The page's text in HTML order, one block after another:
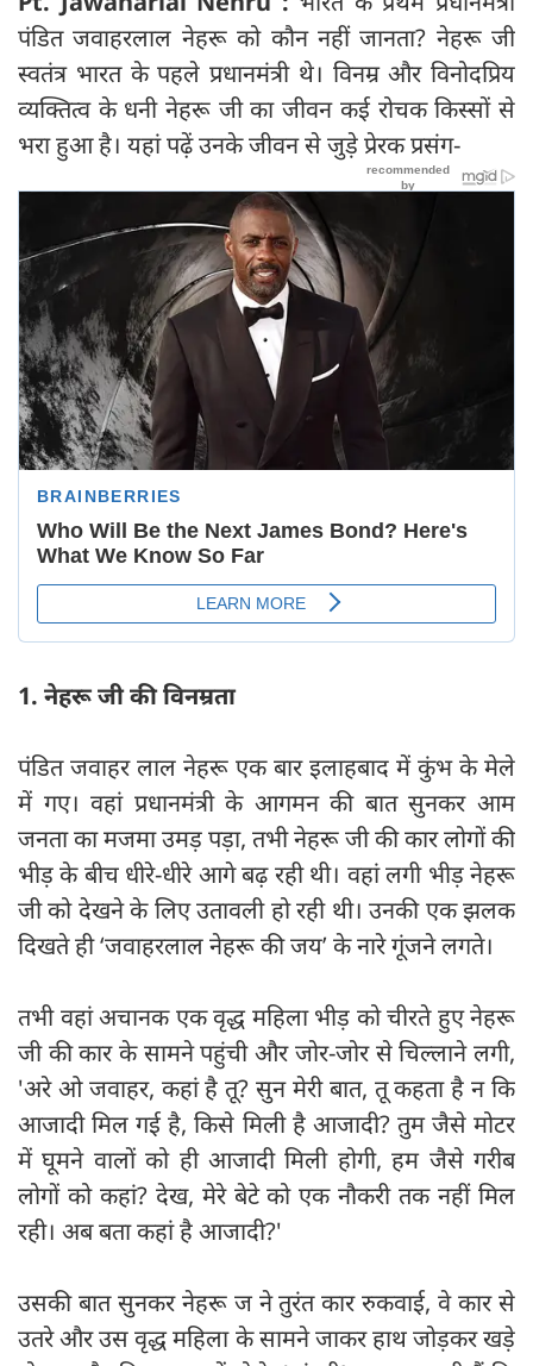
पंडित जवाहरलाल नेहरू को कौन नहीं जानता? नेहरू जी
स्वतंत्र भारत के पहले प्रधानमंत्री थे। विनम्र और विनोदप्रिय
व्यक्तित्व के धनी नेहरू जी का जीवन कई रोचक किस्सों से
भरा हुआ है। यहां पढ़ें उनके जीवन से जुड़े प्रेरक प्रसंग-
1. नेहरू जी की विनम्रता
पंडित जवाहर लाल नेहरू एक बार इलाहबाद में कुंभ के मेले
में गए। वहां प्रधानमंत्री के आगमन की बात सुनकर आम
जनता का मजमा उमड़ पड़ा, तभी नेहरू जी की कार लोगों की
भीड़ के बीच धीरे-धीरे आगे बढ़ रही थी। वहां लगी भीड़ नेहरू
जी को देखने के लिए उतावली हो रही थी। उनकी एक झलक
दिखते ही ‘जवाहरलाल नेहरू की जय’ के नारे गूंजने लगते।
तभी वहां अचानक एक वृद्ध महिला भीड़ को चीरते हुए नेहरू
जी की कार के सामने पहुंची और जोर-जोर से चिल्लाने लगी,
'अरे ओ जवाहर, कहां है तू? सुन मेरी बात, तू कहता है न कि
आजादी मिल गई है, किसे मिली है आजादी? तुम जैसे मोटर
में घूमने वालों को ही आजादी मिली होगी, हम जैसे गरीब
लोगों को कहां? देख, मेरे बेटे को एक नौकरी तक नहीं मिल
रही। अब बता कहां है आजादी?'
उसकी बात सुनकर नेहरू ज ने तुरंत कार रुकवाई, वे कार से
उतरे और उस वृद्ध महिला के सामने जाकर हाथ जोड़कर खड़े